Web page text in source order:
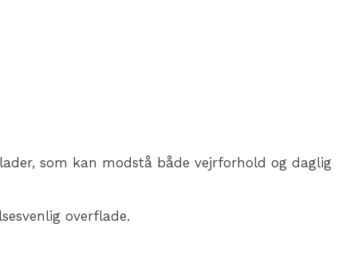
som kan modstå både vejrforhold og daglig
overflade.